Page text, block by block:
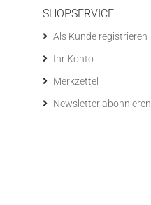
SHOPSERVICE
Als Kunde registrieren
Ihr Konto
Merkzettel
Newsletter abonnieren